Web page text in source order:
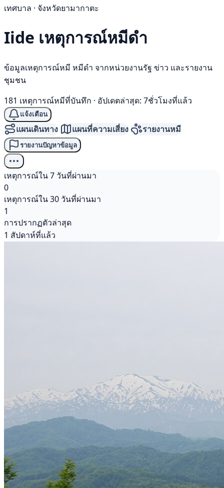
เทศบาล · จังหวัดยามากาตะ
Iide เหตุการณ์หมีดำ
ข้อมูลเหตุการณ์หมี หมีดำ จากหน่วยงานรัฐ ข่าว และรายงาน
ชุมชน
181 เหตุการณ์หมีที่บันทึก · อัปเดตล่าสุด: 7ชั่วโมงที่แล้ว
แจ้งเตือน
แผนเดินทาง แผนที่ความเสี่ยง รายงานหมี
รายงานปัญหาข้อมูล
เหตุการณ์ใน 7 วันที่ผ่านมา
0
เหตุการณ์ใน 30 วันที่ผ่านมา
1
การปรากฏตัวล่าสุด
1 สัปดาห์ที่แล้ว